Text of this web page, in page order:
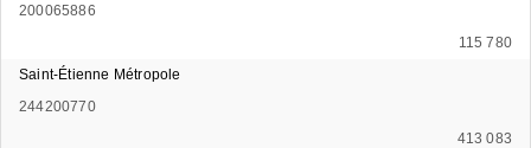
200065886
115 780
Saint-Étienne Métropole
244200770
413 083